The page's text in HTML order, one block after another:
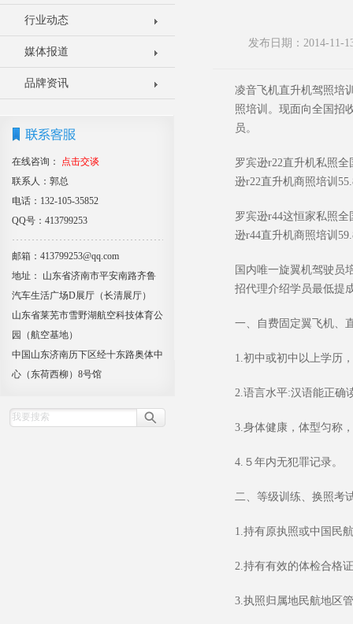
行业动态
媒体报道
品牌资讯
在线咨询：
点击交谈
联系人：郭总
电话：132-105-35852
QQ号：413799253
邮箱：413799253@qq.com
地址： 山东省济南市平安南路齐鲁
汽车生活广场D展厅（长清展厅）
山东省莱芜市雪野湖航空科技体育公
园（航空基地）
中国山东济南历下区经十东路奥体中
心（东荷西柳）8号馆
发布日期：2014-11-
凌音飞机直升机驾照培
照培训。现面向全国招
员。
罗宾逊r22直升机私照全
逊r22直升机商照培训
罗宾逊r44这恒家私照全
逊r44直升机商照培训
国内唯一旋翼机驾驶员
招代理介绍学员最低提
一、自费固定翼飞机、
1.初中或初中以上学历，
2.语言水平:汉语能正确
3.身体健康，体型匀称
4. ５年内无犯罪记录。
二、等级训练、换照考
1.持有原执照或中国民
2.持有有效的体检合格
3.执照归属地民航地区